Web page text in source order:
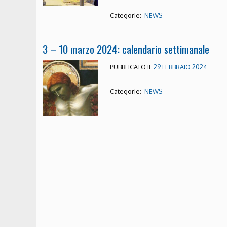
Categorie: NEWS
3 – 10 marzo 2024: calendario settimanale
PUBBLICATO IL29 FEBBRAIO 2024
Categorie: NEWS